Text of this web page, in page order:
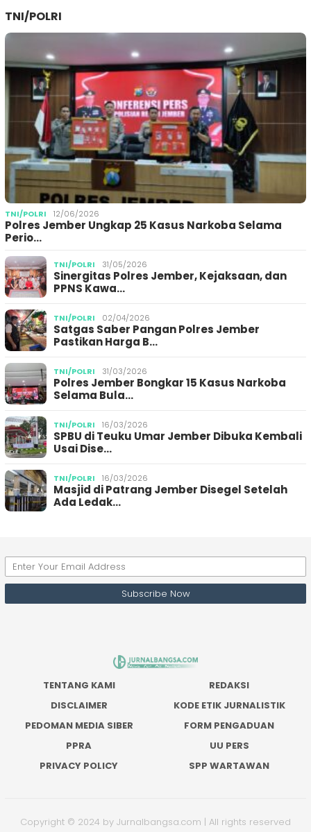
TNI/POLRI
TNI/POLRI 12/06/2026
Polres Jember Ungkap 25 Kasus Narkoba Selama
Perio…
TNI/POLRI 31/05/2026
Sinergitas Polres Jember, Kejaksaan, dan
PPNS Kawa…
TNI/POLRI 02/04/2026
Satgas Saber Pangan Polres Jember
Pastikan Harga B…
TNI/POLRI 31/03/2026
Polres Jember Bongkar 15 Kasus Narkoba
Selama Bula…
TNI/POLRI 16/03/2026
SPBU di Teuku Umar Jember Dibuka Kembali
Usai Dise…
TNI/POLRI 16/03/2026
Masjid di Patrang Jember Disegel Setelah
Ada Ledak…
TENTANG KAMI
REDAKSI
DISCLAIMER
KODE ETIK JURNALISTIK
PEDOMAN MEDIA SIBER
FORM PENGADUAN
PPRA
UU PERS
PRIVACY POLICY
SPP WARTAWAN
Copyright © 2024 by Jurnalbangsa.com | All rights reserved